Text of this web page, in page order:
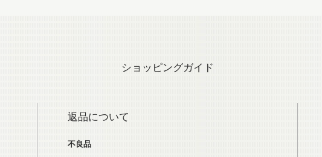
ショッピングガイド
返品について
不良品